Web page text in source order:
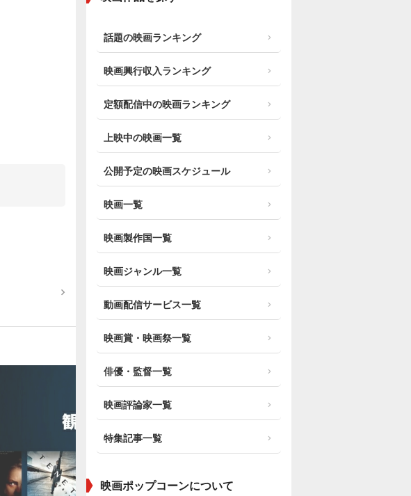
話題の映画ランキング
映画興行収入ランキング
定額配信中の映画ランキング
上映中の映画一覧
公開予定の映画スケジュール
映画一覧
映画製作国一覧
映画ジャンル一覧
動画配信サービス一覧
映画賞・映画祭一覧
俳優・監督一覧
映画評論家一覧
特集記事一覧
映画ポップコーンについて